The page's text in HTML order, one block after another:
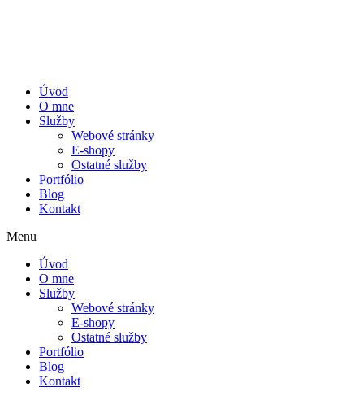
Úvod
O mne
Služby
Webové stránky
E-shopy
Ostatné služby
Portfólio
Blog
Kontakt
Menu
Úvod
O mne
Služby
Webové stránky
E-shopy
Ostatné služby
Portfólio
Blog
Kontakt